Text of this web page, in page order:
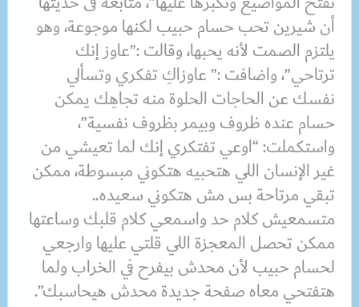
أن شيرين تحب حسام حبيب لكنها موجوعة، وهو
يلتزم الصمت لأنه يحبها، وقالت :”عاوز إنك
ترتاحي”، واضافت :” عاوزاكِ تفكري وتسألي
نفسك عن الحاجات الحلوة منه تجاهِك يمكن
حسام عنده ظروف وبيمر بظروف نفسية”،
واستكملت: “اوعي تفتكري إنك لما تعيشي من
غير الإنسان اللي هتحبيه هتكوني مبسوطة، ممكن
تبقي مرتاحة بس مش هتكوني سعيده..
متسمعيش كلام حد واسمعي كلام قلبك وساعتها
ممكن تحصل المعجزة اللي قلتي عليها وارجعي
لحسام حبيب لأن محدش بيفرح في الخراب ولما
هتفتحي معاه صفحة جديدة محدش هيحاسبك”.